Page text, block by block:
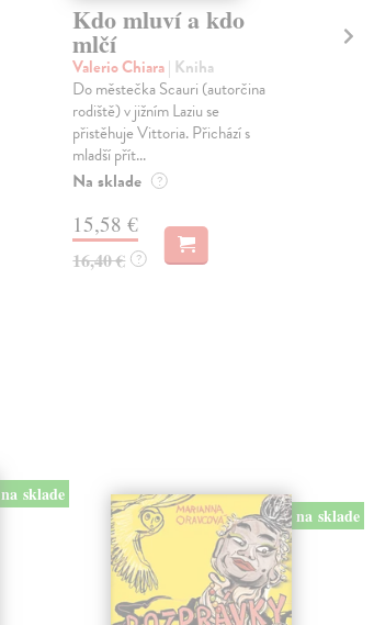
Kdo mluví a kdo
mlčí
Valerio Chiara| Kniha
Do městečka Scauri (autorčina
rodiště) v jižním Laziu se
přistěhuje Vittoria. Přichází s
mladší přít...
Na sklade ?
15,58 €
16,40 € ?
na sklade
na sklade